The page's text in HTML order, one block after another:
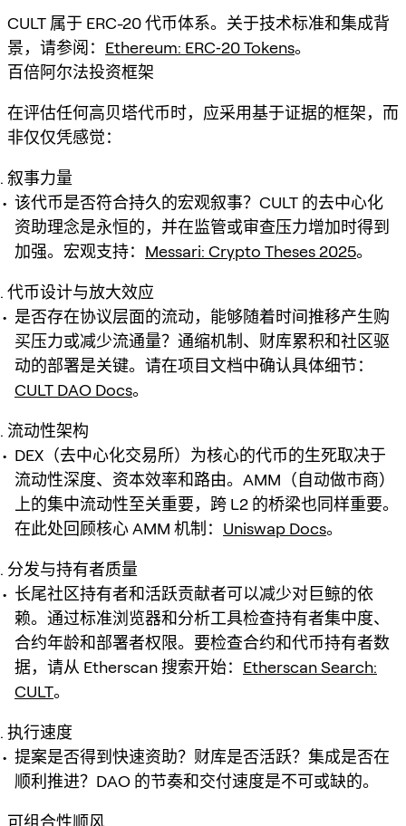
CULT 属于 ERC-20 代币体系。关于技术标准和集成背
景，请参阅： Ethereum: ERC‑20 Tokens。
百倍阿尔法投资框架
在评估任何高贝塔代币时，应采用基于证据的框架，而
非仅仅凭感觉：
叙事力量
该代币是否符合持久的宏观叙事？CULT 的去中心化
资助理念是永恒的，并在监管或审查压力增加时得到
加强。宏观支持： Messari: Crypto Theses 2025。
代币设计与放大效应
是否存在协议层面的流动，能够随着时间推移产生购
买压力或减少流通量？通缩机制、财库累积和社区驱
动的部署是关键。请在项目文档中确认具体细节：
CULT DAO Docs。
流动性架构
DEX（去中心化交易所）为核心的代币的生死取决于
流动性深度、资本效率和路由。AMM（自动做市商）
上的集中流动性至关重要，跨 L2 的桥梁也同样重要。
在此处回顾核心 AMM 机制： Uniswap Docs。
分发与持有者质量
长尾社区持有者和活跃贡献者可以减少对巨鲸的依
赖。通过标准浏览器和分析工具检查持有者集中度、
合约年龄和部署者权限。要检查合约和代币持有者数
据，请从 Etherscan 搜索开始： Etherscan Search:
CULT。
执行速度
提案是否得到快速资助？财库是否活跃？集成是否在
顺利推进？DAO 的节奏和交付速度是不可或缺的。
可组合性顺风